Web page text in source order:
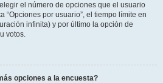
el número de opciones que el usuario
“Opciones por usuario”, el tiempo límite en
infinita) y por último la opción de
votos.
opciones a la encuesta?